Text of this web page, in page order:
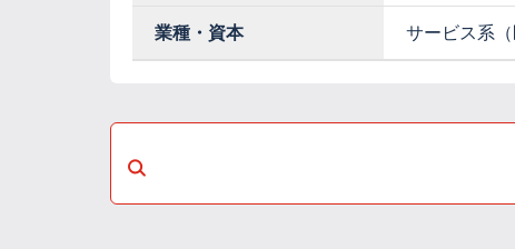
業種・資本 サービス系（